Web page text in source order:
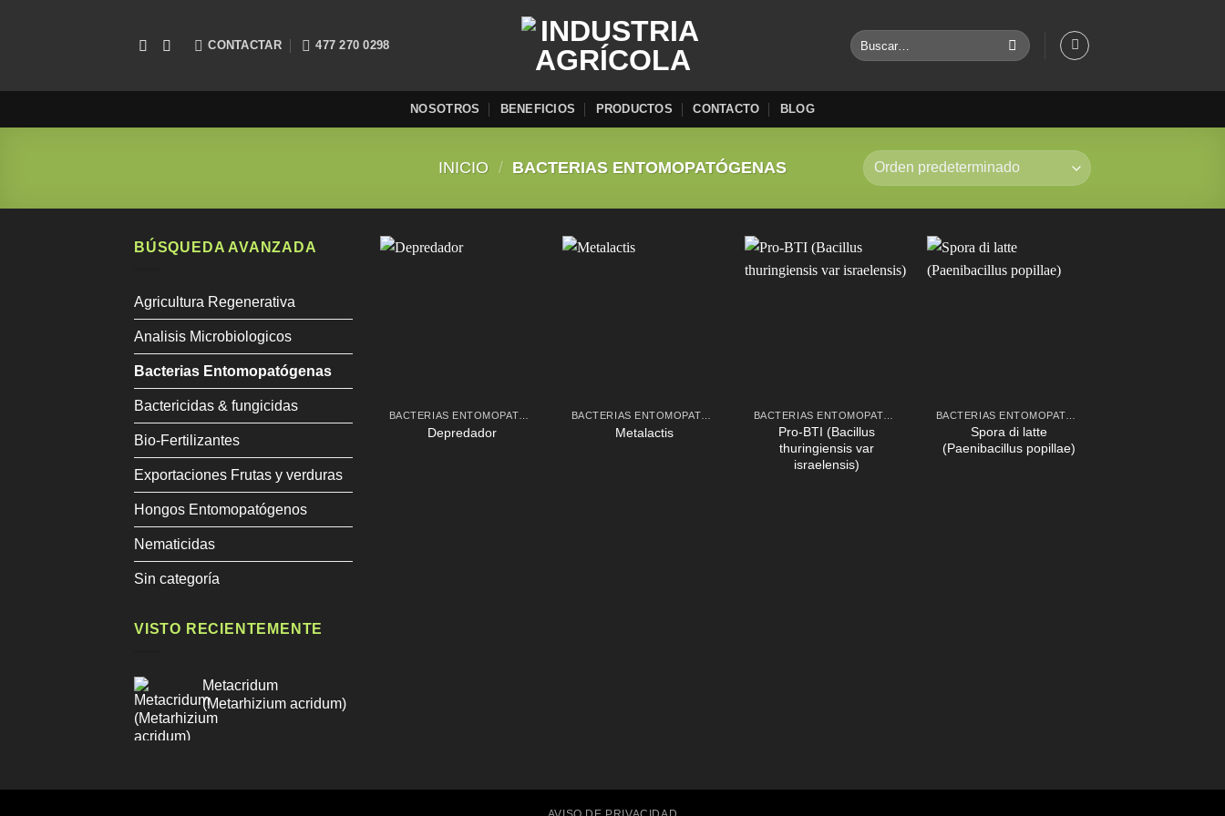
CONTACTAR 477 270 0298
Buscar
por:
NOSOTROS BENEFICIOS PRODUCTOS CONTACTO BLOG
INICIO / BACTERIAS ENTOMOPATÓGENAS
BÚSQUEDA AVANZADA
Agricultura Regenerativa
Analisis Microbiologicos
Bacterias Entomopatógenas
Bactericidas & fungicidas
Bio-Fertilizantes
Exportaciones Frutas y verduras
Hongos Entomopatógenos
Nematicidas
Sin categoría
VISTO RECIENTEMENTE
Metacridum
(Metarhizium acridum)
BACTERIAS ENTOMOPATÓGENAS
Depredador
BACTERIAS ENTOMOPATÓGENAS
Metalactis
BACTERIAS ENTOMOPATÓGENAS
Pro-BTI (Bacillus
thuringiensis var
israelensis)
BACTERIAS ENTOMOPATÓGENAS
Spora di latte
(Paenibacillus popillae)